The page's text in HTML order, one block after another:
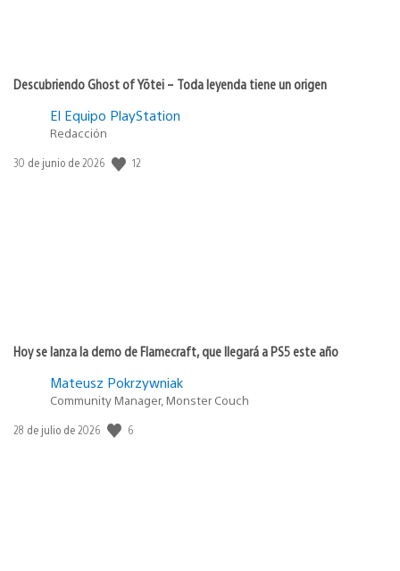
Descubriendo Ghost of Yōtei – Toda leyenda tiene un origen
El Equipo PlayStation
Redacción
Fecha
30 de junio de 2026 12
Hoy se lanza la demo de Flamecraft, que llegará a PS5 este año
Mateusz Pokrzywniak
Community Manager, Monster Couch
Fecha
28 de julio de 2026 6